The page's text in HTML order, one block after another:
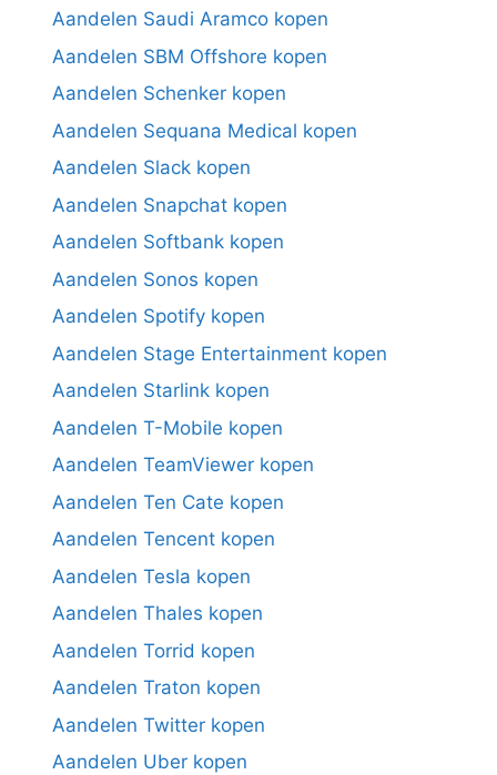
Aandelen Saudi Aramco kopen
Aandelen SBM Offshore kopen
Aandelen Schenker kopen
Aandelen Sequana Medical kopen
Aandelen Slack kopen
Aandelen Snapchat kopen
Aandelen Softbank kopen
Aandelen Sonos kopen
Aandelen Spotify kopen
Aandelen Stage Entertainment kopen
Aandelen Starlink kopen
Aandelen T-Mobile kopen
Aandelen TeamViewer kopen
Aandelen Ten Cate kopen
Aandelen Tencent kopen
Aandelen Tesla kopen
Aandelen Thales kopen
Aandelen Torrid kopen
Aandelen Traton kopen
Aandelen Twitter kopen
Aandelen Uber kopen